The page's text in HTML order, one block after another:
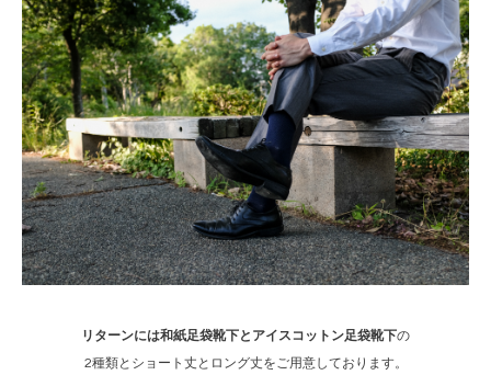
リターンには和紙足袋靴下とアイスコットン足袋靴下の
2種類とショート丈とロング丈をご用意しております。